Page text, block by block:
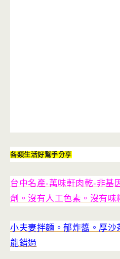
各類生活好幫手分享
台中名產-萬味軒肉乾-非基
劑。沒有人工色素。沒有味
小夫妻拌麵。郁炸醬。厚
能錯過